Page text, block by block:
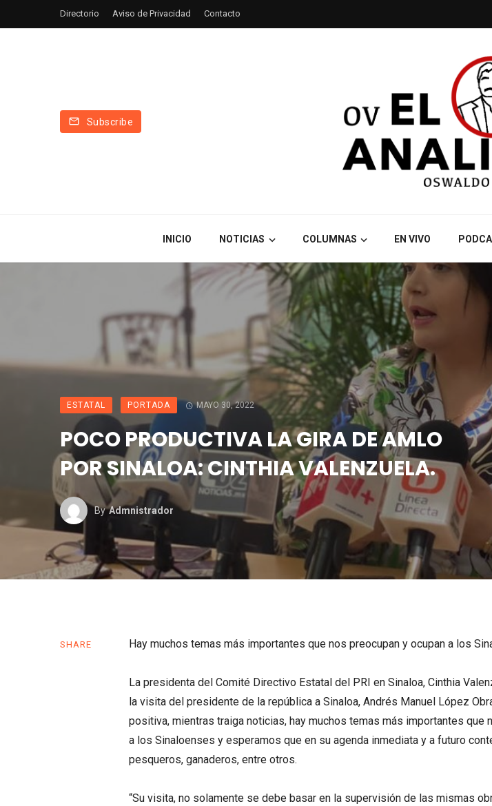
Directorio Aviso de Privacidad Contacto
Subscribe
INICIO NOTICIAS COLUMNAS EN VIVO
ESTATAL PORTADA MAYO 30, 2022
POCO PRODUCTIVA LA GIRA DE AMLO
POR SINALOA: CINTHIA VALENZUELA.
By Admnistrador
SHARE Hay muchos temas más importantes que nos preocupan y ocupan a los
La presidenta del Comité Directivo Estatal del PRI en Sinaloa, Cinthia
la visita del presidente de la república a Sinaloa, Andrés Manuel López
positiva, mientras traiga noticias, hay muchos temas más importantes que
a los Sinaloenses y esperamos que en su agenda inmediata y a futuro
pesqueros, ganaderos, entre otros.
“Su visita, no solamente se debe basar en la supervisión de las mismas